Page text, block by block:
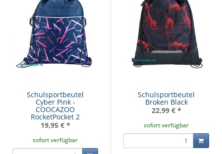
Schulsportbeutel
Cyber Pink -
COOCAZOO
RocketPocket 2
19,95 € *
sofort verfügbar
Schulsportbeutel
Broken Black
22,99 € *
sofort verfügbar